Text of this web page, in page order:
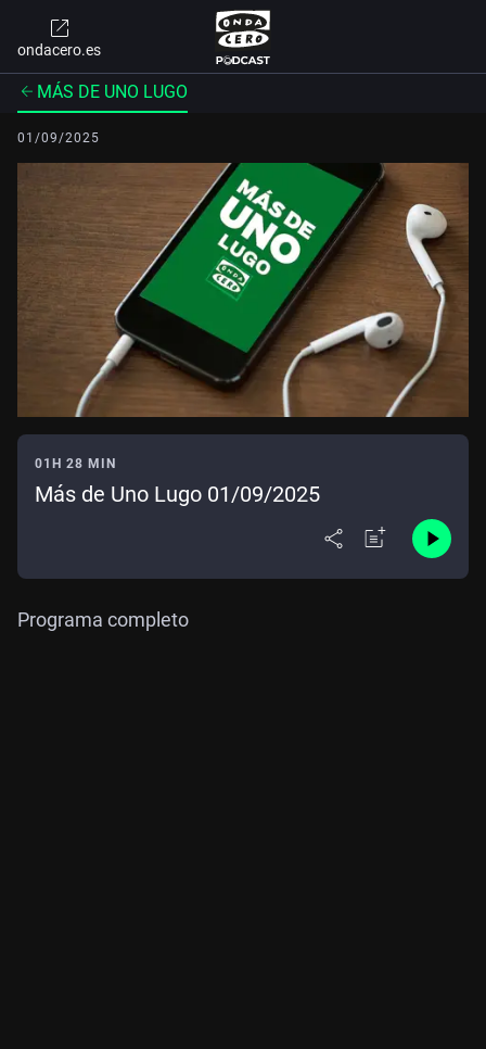
ondacero.es
MÁS DE UNO LUGO
01/09/2025
01H 28 MIN
Más de Uno Lugo 01/09/2025
Programa completo